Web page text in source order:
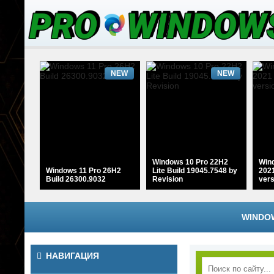
Windows 11 Pro 26H2
Build 26300.9032
NEW
Windows 10 Pro 22H2
Lite Build 19045.7548 by
Revision
NEW
НАВИГАЦИЯ